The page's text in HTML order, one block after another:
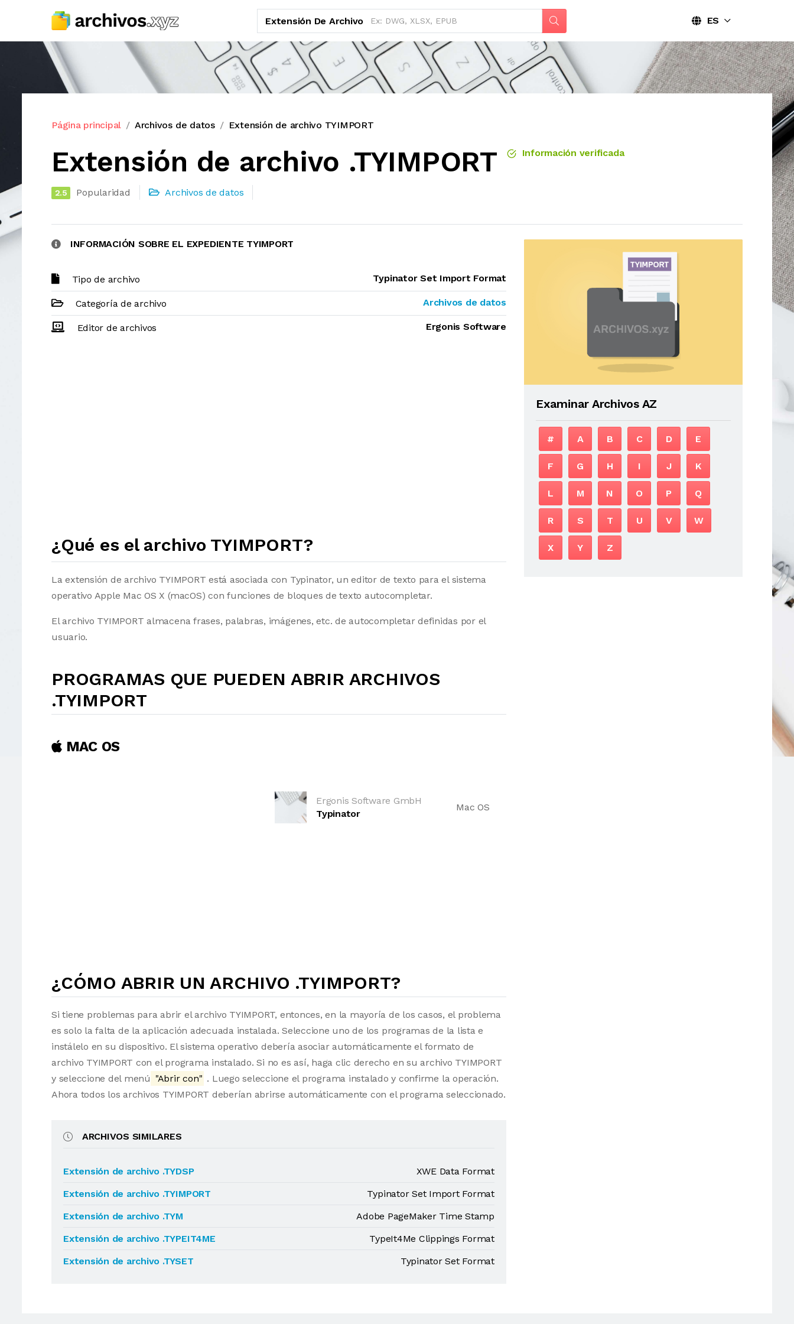
Extensión De Archivo ES
Página principal Archivos de datos Extensión de archivo TYIMPORT
Extensión de archivo .TYIMPORT Información verificada
2.5 Popularidad Archivos de datos
INFORMACIÓN SOBRE EL EXPEDIENTE TYIMPORT
Tipo de archivo Typinator Set Import Format
Categoría de archivo Archivos de datos
Editor de archivos Ergonis Software
¿Qué es el archivo TYIMPORT?
La extensión de archivo TYIMPORT está asociada con Typinator, un editor de texto para el sistema
operativo Apple Mac OS X (macOS) con funciones de bloques de texto autocompletar.
El archivo TYIMPORT almacena frases, palabras, imágenes, etc. de autocompletar definidas por el
usuario.
PROGRAMAS QUE PUEDEN ABRIR ARCHIVOS
.TYIMPORT
MAC OS
Ergonis Software GmbH
Typinator
Mac OS
¿CÓMO ABRIR UN ARCHIVO .TYIMPORT?
Si tiene problemas para abrir el archivo TYIMPORT, entonces, en la mayoría de los casos, el problema
es solo la falta de la aplicación adecuada instalada. Seleccione uno de los programas de la lista e
instálelo en su dispositivo. El sistema operativo debería asociar automáticamente el formato de
archivo TYIMPORT con el programa instalado. Si no es así, haga clic derecho en su archivo TYIMPORT
y seleccione del menú "Abrir con" . Luego seleccione el programa instalado y confirme la operación.
Ahora todos los archivos TYIMPORT deberían abrirse automáticamente con el programa seleccionado.
ARCHIVOS SIMILARES
Extensión de archivo .TYDSP
XWE Data Format
Extensión de archivo .TYIMPORT
Typinator Set Import Format
Extensión de archivo .TYM
Adobe PageMaker Time Stamp
Extensión de archivo .TYPEIT4ME
TypeIt4Me Clippings Format
Extensión de archivo .TYSET
Typinator Set Format
Examinar Archivos AZ
# A B C D E
F G H I J K
L M N O P Q
R S T U V W
X Y Z